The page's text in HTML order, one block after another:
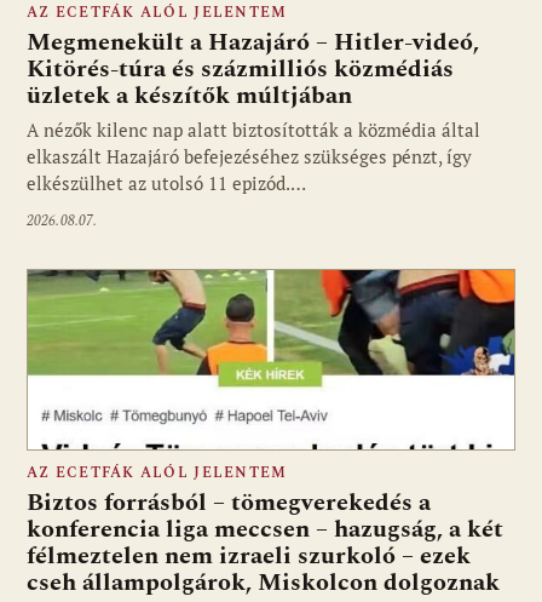
Fotó: media1.hu
AZ ECETFÁK ALÓL JELENTEM
Megmenekült a Hazajáró – Hitler-videó,
Kitörés-túra és százmilliós közmédiás
üzletek a készítők múltjában
A nézők kilenc nap alatt biztosították a közmédia által
elkaszált Hazajáró befejezéséhez szükséges pénzt, így
elkészülhet az utolsó 11 epizód.…
2026.08.07.
AZ ECETFÁK ALÓL JELENTEM
Biztos forrásból – tömegverekedés a
konferencia liga meccsen – hazugság, a két
félmeztelen nem izraeli szurkoló – ezek
cseh állampolgárok, Miskolcon dolgoznak